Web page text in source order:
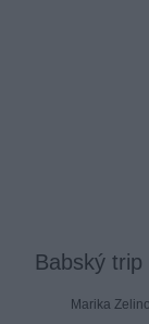
Babský
Marika